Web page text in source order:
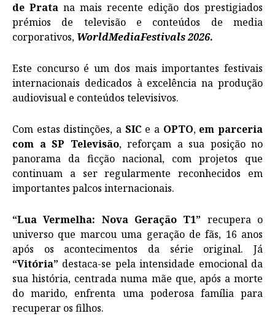
de Prata na mais recente edição dos prestigiados
prémios de televisão e conteúdos de media
corporativos, WorldMediaFestivals 2026.
Este concurso é um dos mais importantes festivais
internacionais dedicados à excelência na produção
audiovisual e conteúdos televisivos.
Com estas distinções, a SIC e a OPTO, em parceria
com a SP Televisão, reforçam a sua posição no
panorama da ficção nacional, com projetos que
continuam a ser regularmente reconhecidos em
importantes palcos internacionais.
“Lua Vermelha: Nova Geração T1” recupera o
universo que marcou uma geração de fãs, 16 anos
após os acontecimentos da série original. Já
“Vitória” destaca-se pela intensidade emocional da
sua história, centrada numa mãe que, após a morte
do marido, enfrenta uma poderosa família para
recuperar os filhos.